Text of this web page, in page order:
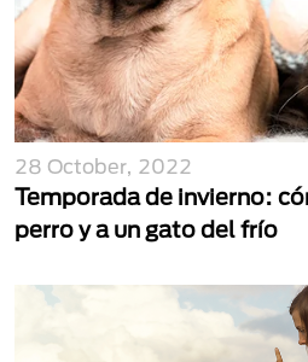
28 October, 2022
Temporada de invierno:
perro y a un gato del frío